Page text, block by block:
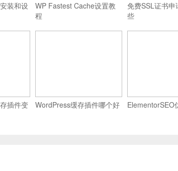
装和设
WP Fastest Cache设置教
程
免费SSL证书申
些
插件变
WordPress缓存插件哪个好 ElementorSEO